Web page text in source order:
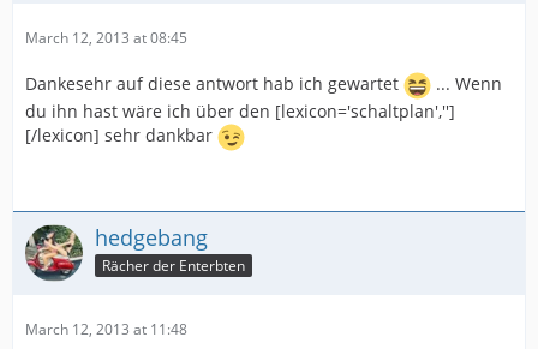
March 12, 2013 at 08:45
Dankesehr auf diese antwort hab ich gewartet
... Wenn
du ihn hast wäre ich über den [lexicon='schaltplan','']
[/lexicon] sehr dankbar
hedgebang
Rächer der Enterbten
March 12, 2013 at 11:48